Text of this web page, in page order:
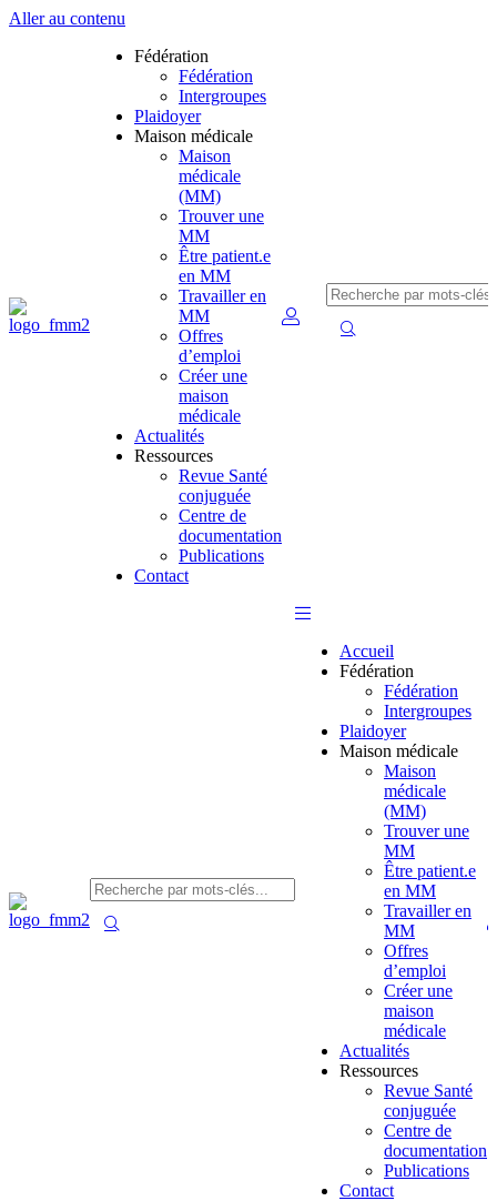
Aller au contenu
Fédération
Fédération
Intergroupes
Plaidoyer
Maison médicale
Maison
médicale
(MM)
Trouver une
MM
Être patient.e
en MM
Travailler en
MM
Offres
d’emploi
Créer une
maison
médicale
Actualités
Ressources
Revue Santé
conjuguée
Centre de
documentation
Publications
Contact
Accueil
Fédération
Fédération
Intergroupes
Plaidoyer
Maison médicale
Maison
médicale
(MM)
Trouver une
MM
Être patient.e
en MM
Travailler en
MM
Offres
d’emploi
Créer une
maison
médicale
Actualités
Ressources
Revue Santé
conjuguée
Centre de
documentation
Publications
Contact